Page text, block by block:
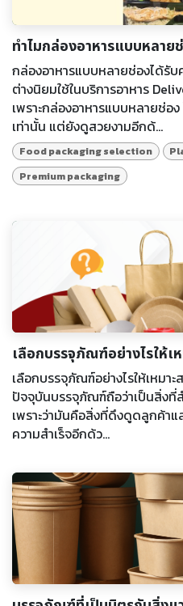
ทำไมกล่องอาหารแบบหลาย
กล่องอาหารแบบหลายช่องได้รั
ต่างนิยมใช้ในบริการอาหาร
เพราะกล่องอาหารแบบหลายช่อ
เท่านั้น แต่ยังดูสวยงามอีกด้...
Food packaging selection
Premium packaging
เลือกบรรจุภัณฑ์อย่างไรให้
เลือกบรรจุภัณฑ์อย่างไรให้เหมา
ปัจจุบันบรรจุภัณฑ์ถือว่าเป็นสิ่ง
เพราะว่ามันคือสิ่งที่ดึงดูดลูกค้าแ
ความสำเร็จอีกด้ว...